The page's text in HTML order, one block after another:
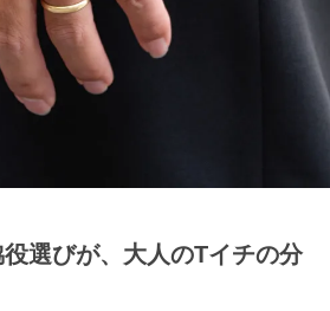
選びが、大人のTイチの分